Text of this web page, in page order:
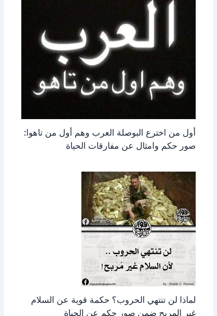
أول من اخترع البوصلة العرب وهم أول من تاهوا:
صور حكم وامثال عن مفارقات الحياة
لماذا لن تنتهي الحروب؟ حكمة قوية عن السلام
غير المربح ضمن صور حكم عن الحياة